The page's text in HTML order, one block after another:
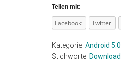
Teilen mit:
Facebook Twitter
Kategorie: Android 5.0
Stichworte: Download